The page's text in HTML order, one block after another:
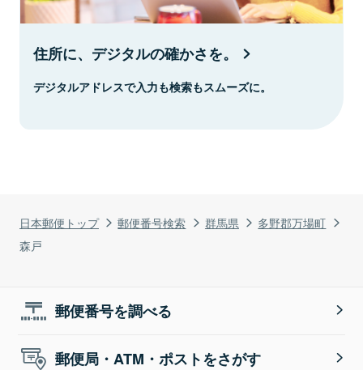
日本郵便トップ 郵便番号検索 群馬県
多野郡万場町
森戸
住所に、デジタルの確かさを。
デジタルアドレスで入力も検索もスムーズに。
郵便番号を調べる
郵便局・ATM・ポストをさがす